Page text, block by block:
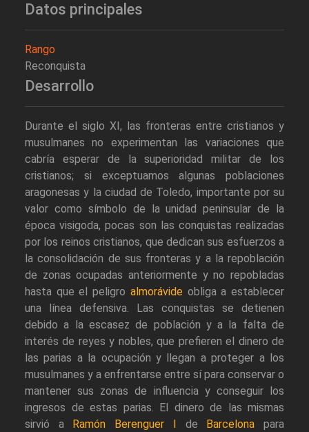
Datos principales
Rango
Reconquista
Desarrollo
Durante el siglo XI, las fronteras entre cristianos y
musulmanes no experimentan las variaciones que
cabría esperar de la superioridad militar de los
cristianos; si exceptuamos algunas poblaciones
aragonesas y la ciudad de Toledo, importante por su
valor como símbolo de la unidad peninsular de la
época visigoda, pocas son las conquistas realizadas
por los reinos cristianos, que dedican sus esfuerzos a
la consolidación de sus fronteras y a la repoblación
de zonas ocupadas anteriormente y no repobladas
hasta que el peligro almorávide obliga a establecer
una línea defensiva. Las conquistas se detienen
debido a la escasez de población y a la falta de
interés de reyes y nobles, que prefieren el dinero de
las parias a la ocupación y llegan a proteger a los
musulmanes y a enfrentarse entre sí para conservar o
mantener sus zonas de influencia y conseguir los
ingresos de estas parias. El dinero de las mismas
sirvió a
Ramón Berenguer I de Barcelona para